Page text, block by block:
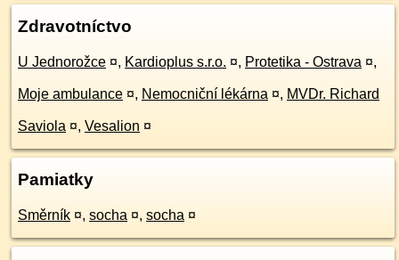
Zdravotníctvo
U Jednorožce ¤, Kardioplus s.r.o. ¤, Protetika - Ostrava ¤,
Moje ambulance ¤, Nemocniční lékárna ¤, MVDr. Richard
Saviola ¤, Vesalion ¤
Pamiatky
Směrník ¤, socha ¤, socha ¤